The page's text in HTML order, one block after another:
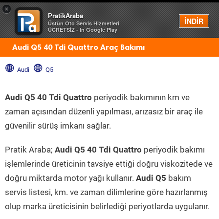
×
PratikAraba
Üstün Oto Servis Hizmetleri
ÜCRETSİZ - In Google Play
İNDİR
Menü
Audi Q5 40 Tdi Quattro Araç Bakımı
Audi Q5
Audi Q5 40 Tdi Quattro periyodik bakımının km ve
zaman açısından düzenli yapılması, arızasız bir araç ile
güvenilir sürüş imkanı sağlar.
Pratik Araba; Audi Q5 40 Tdi Quattro periyodik bakımı
işlemlerinde üreticinin tavsiye ettiği doğru viskozitede ve
doğru miktarda motor yağı kullanır. Audi Q5 bakım
servis listesi, km. ve zaman dilimlerine göre hazırlanmış
olup marka üreticisinin belirlediği periyotlarda uygulanır.